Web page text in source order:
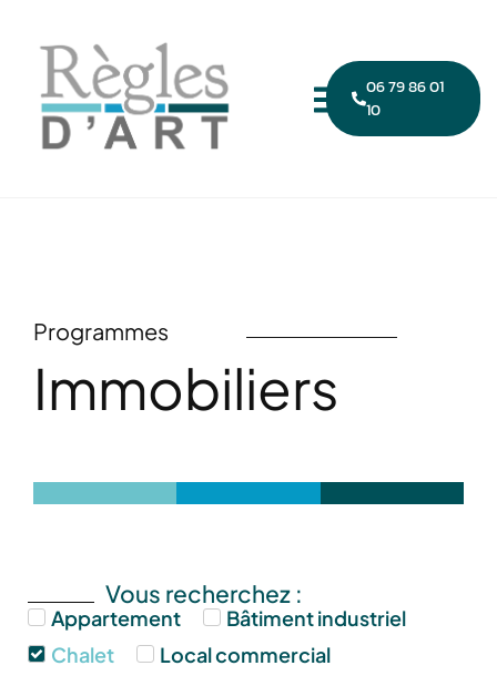
06 79 86 01
10
Programmes
Immobiliers
Vous recherchez :
Appartement
Bâtiment industriel
Chalet
Local commercial